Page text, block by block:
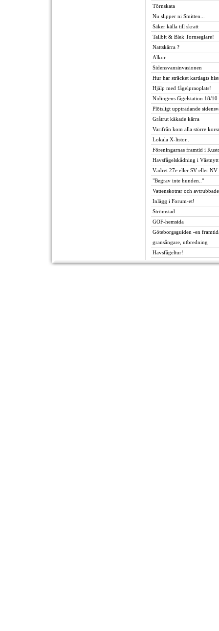
Törnskata
Nu slipper ni Smitten...
Säker källa till skratt
Tallbit & Blek Tornseglare!
Nattskärra ?
Alkor.
Sidensvansinvasionen
Hur har sträcket kartlagts
Hjälp med fågelpraoplats!
Nidingens fågelstation 18/
Plötsligt uppträdande
Gråtrut käkade kärra
Varifrån kom alla större
Lokala X-listor..
Föreningarnas framtid i
Havsfågelskådning i Västnytt
Vädret 27e eller SV eller
"Begrav inte hunden.."
Vattenskotrar och
Inlägg i Forum-et!
Strömstad
GOF-hemsida
Göteborgsguiden -en
gransångare, utbredning
Havsfågeltur!